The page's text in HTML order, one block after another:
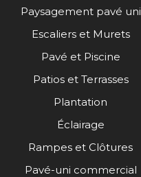
Paysagement pavé uni
Escaliers et Murets
Pavé et Piscine
Patios et Terrasses
Plantation
Éclairage
Rampes et Clôtures
Pavé-uni commercial